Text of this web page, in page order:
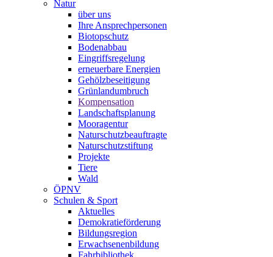
Natur
über uns
Ihre Ansprechpersonen
Biotopschutz
Bodenabbau
Eingriffsregelung
erneuerbare Energien
Gehölzbeseitigung
Grünlandumbruch
Kompensation
Landschaftsplanung
Mooragentur
Naturschutzbeauftragte
Naturschutzstiftung
Projekte
Tiere
Wald
ÖPNV
Schulen & Sport
Aktuelles
Demokratieförderung
Bildungsregion
Erwachsenenbildung
Fahrbibliothek